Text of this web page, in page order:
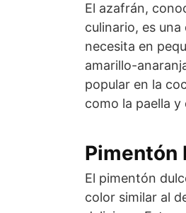
El azafrán,
culinario, es
necesita en
amarillo-
popular en la
como la paella
Pimentón
El pimentón
color similar al